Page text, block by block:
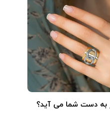
به دست شما می آید؟